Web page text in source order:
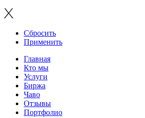
Сбросить
Применить
Главная
Кто мы
Услуги
Биржа
Чаво
Отзывы
Портфолио